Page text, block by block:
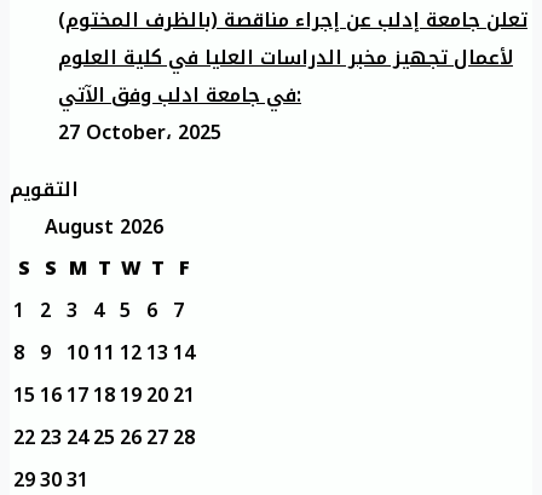
تعلن جامعة إدلب عن إجراء مناقصة (بالظرف المختوم)
لأعمال تجهيز مخبر الدراسات العليا في كلية العلوم
في جامعة ادلب وفق الآتي:
27 October، 2025
التقويم
August 2026
S S M T W T F
1 2 3 4 5 6 7
8 9 1011 121314
15161718192021
22232425262728
293031